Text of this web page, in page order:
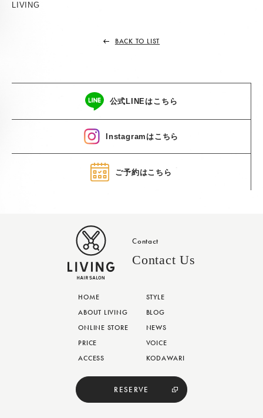
LIVING
BACK TO LIST
公式LINEはこちら
Instagramはこちら
ご予約はこちら
Contact
Contact Us
HOME
ABOUT LIVING
ONLINE STORE
PRICE
ACCESS
STYLE
BLOG
NEWS
VOICE
KODAWARI
RESERVE